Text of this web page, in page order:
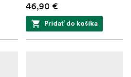
46,90 €
Pridať do košíka